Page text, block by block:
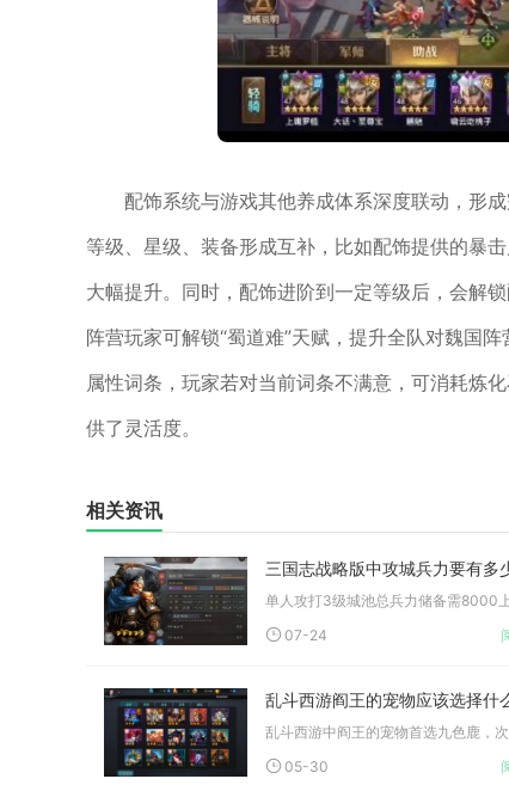
配饰系统与游戏其他养成体系深度联动，形
等级、星级、装备形成互补，比如配饰提供的暴
大幅提升。同时，配饰进阶到一定等级后，会解
阵营玩家可解锁“蜀道难”天赋，提升全队对魏国
属性词条，玩家若对当前词条不满意，可消耗炼
供了灵活度。
相关资讯
三国志战略版中攻城兵力要有多
07-24
乱斗西游阎王的宠物应该选择什
05-30